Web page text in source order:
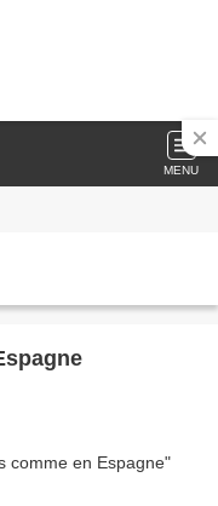
MENU